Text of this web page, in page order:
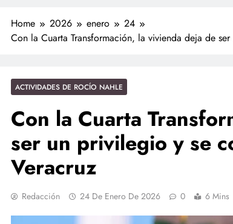
de policías con vocación de servicio y cercanía
Entrega Gobernadora 5 mil apoyos a la Palabra y a la
Home 2026 enero
24
Con la Cuarta Transformación, la vivienda deja de
ACTIVIDADES DE ROCÍO NAHLE
Con la Cuarta
ser un privilegio y se
Veracruz
Redacción 24 De Enero De 2026 0 6 Mins